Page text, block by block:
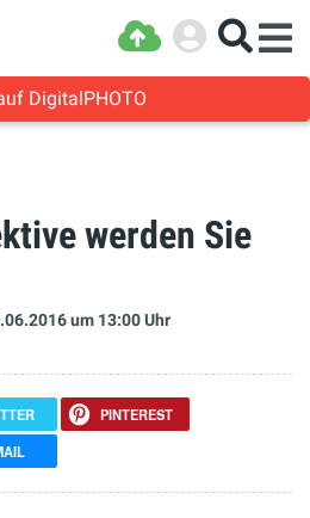
DigitalPHOTO
werden Sie
um 13:00 Uhr
PINTEREST